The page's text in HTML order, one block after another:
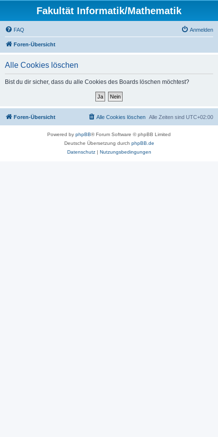
Fakultät Informatik/Mathematik
FAQ Anmelden
Foren-Übersicht
Alle Cookies löschen
Bist du dir sicher, dass du alle Cookies des Boards löschen möchtest?
Foren-Übersicht Alle Zeiten sind UTC+02:00
Alle Cookies löschen
Powered by phpBB® Forum Software © phpBB Limited
Deutsche Übersetzung durch phpBB.de
Datenschutz| Nutzungsbedingungen